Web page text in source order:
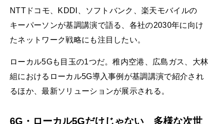
NTTドコモ、KDDI、ソフトバンク、楽天モバイルの
キーパーソンが基調講演で語る、各社の2030年に向け
たネットワーク戦略にも注目したい。
ローカル5Gも目玉の1つだ。稚内空港、広島ガス、大林
組におけるローカル5G導入事例が基調講演で紹介され
るほか、最新ソリューションが展示される。
6G・ローカル5Gだけじゃない 多様な次世